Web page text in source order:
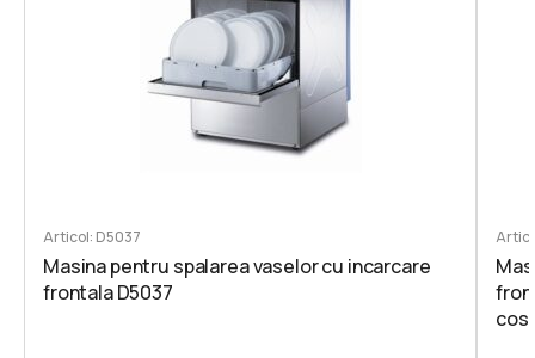
Articol: D5037
Masina pentru spalarea vaselor cu incarcare
frontala D5037